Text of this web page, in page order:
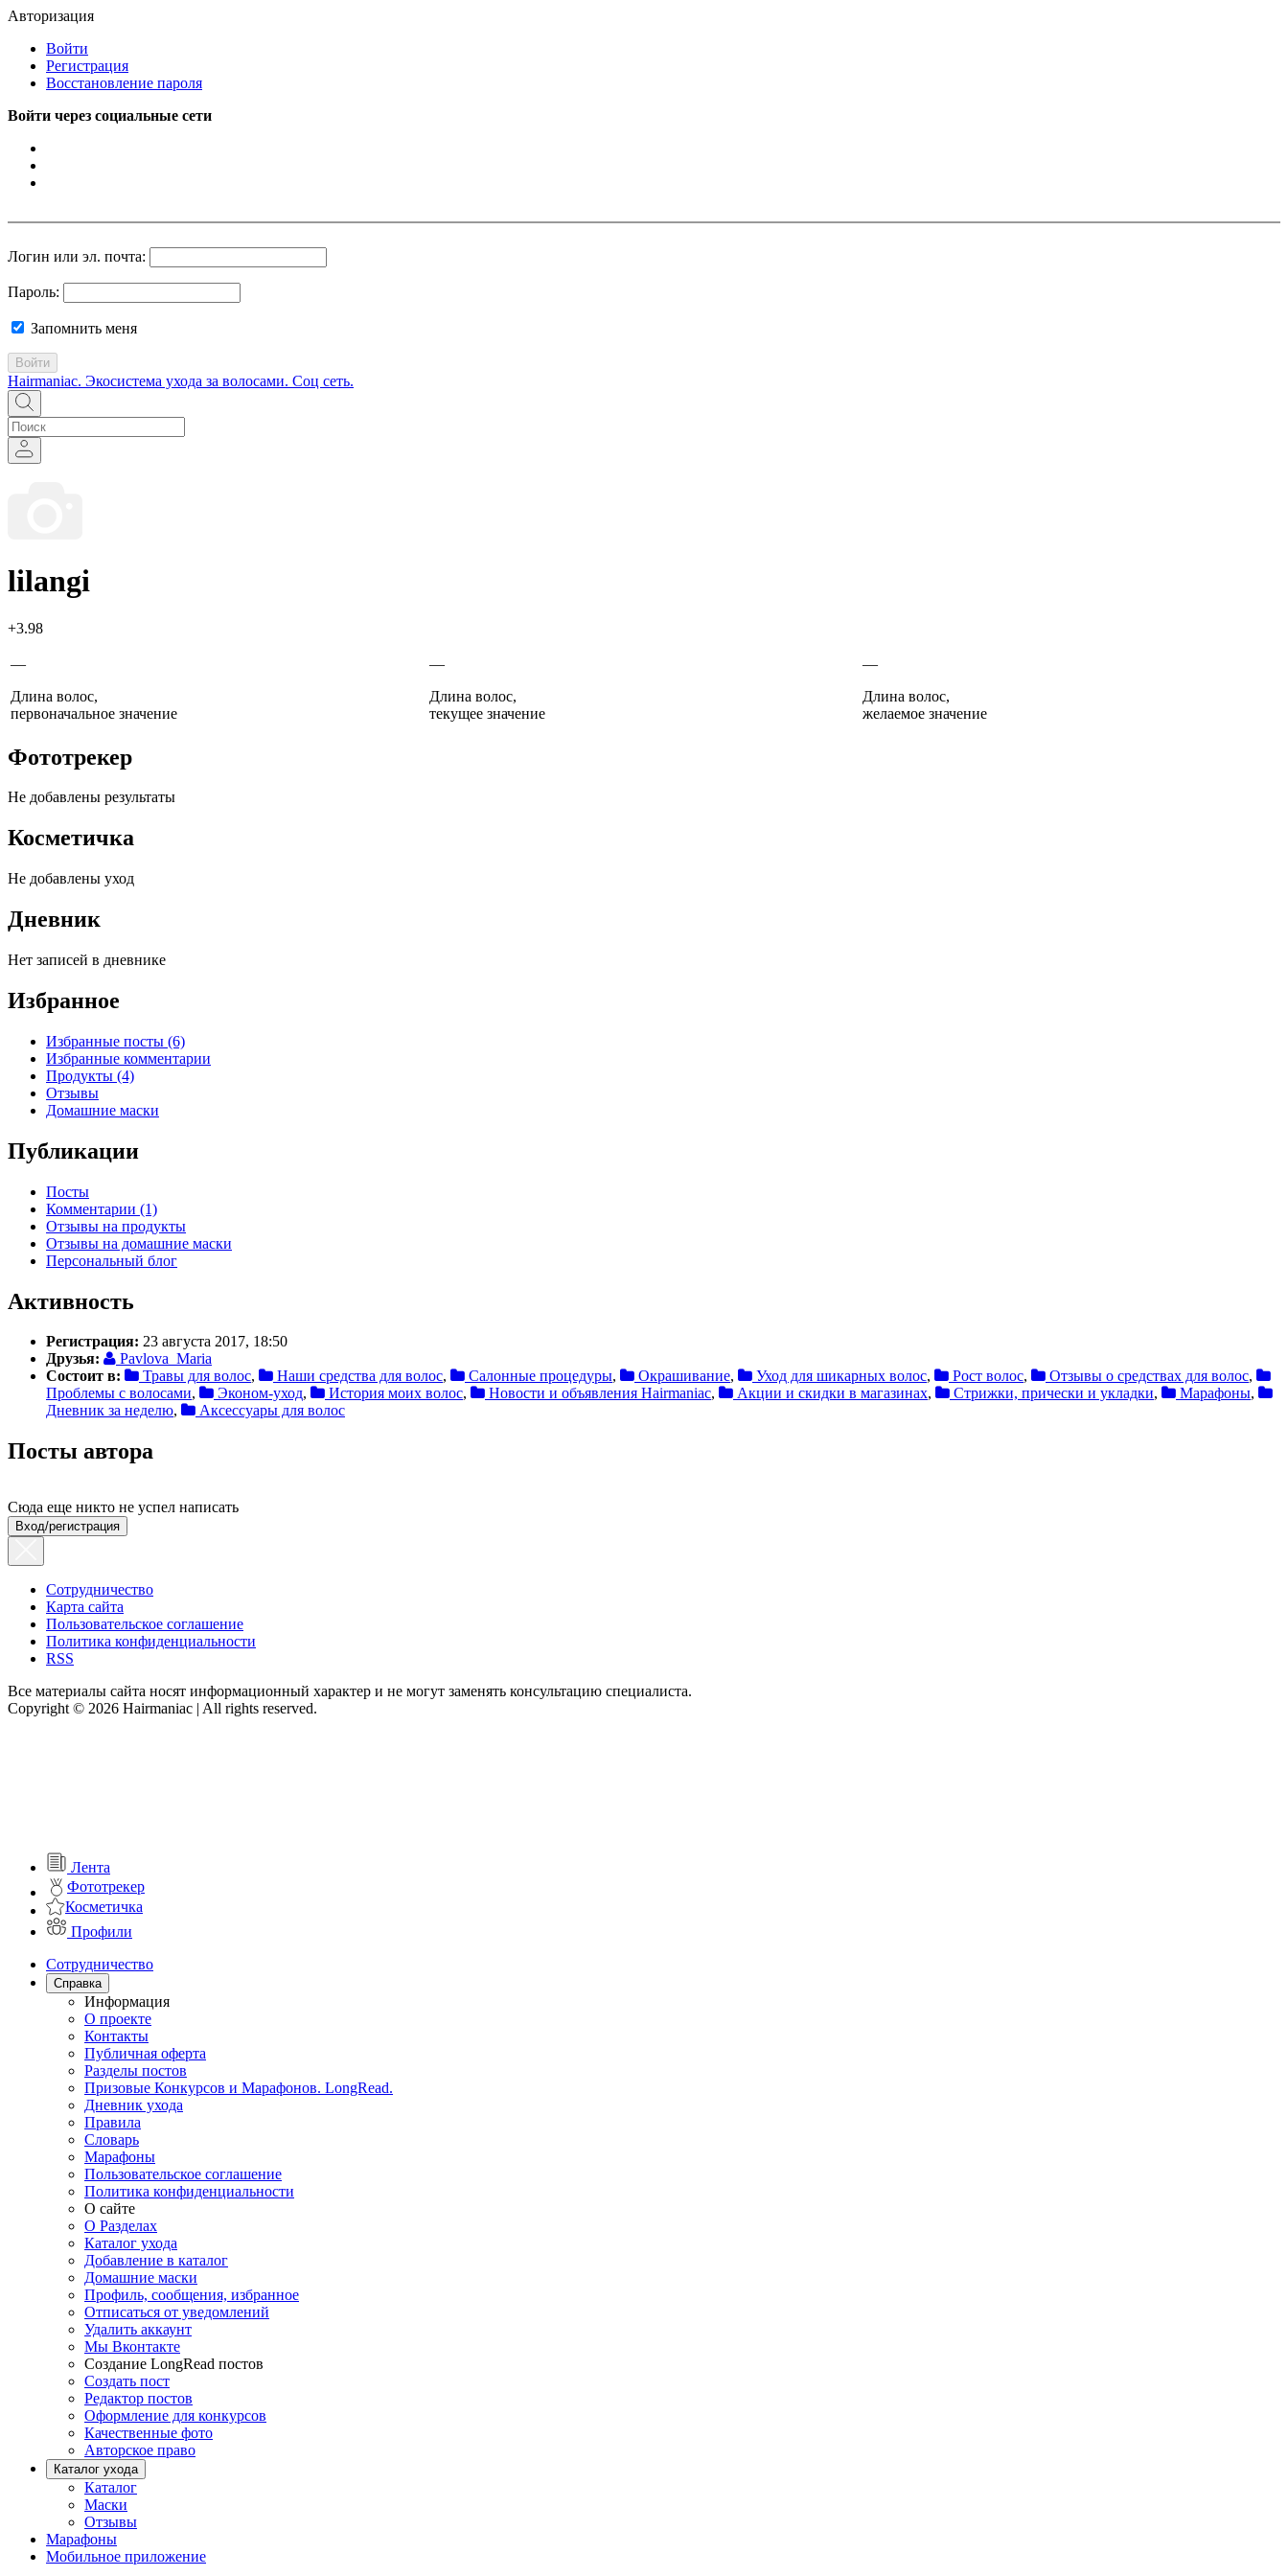
Авторизация
Войти
Регистрация
Восстановление пароля
Войти через социальные сети
Логин или эл. почта:
Пароль:
Запомнить меня
Войти
Hairmaniac. Экосистема ухода за волосами. Соц сеть.
lilangi
+3.98
—
Длина волос,
первоначальное значение
—
Длина волос,
текущее значение
—
Длина волос,
желаемое значение
Фототрекер
Не добавлены результаты
Косметичка
Не добавлены уход
Дневник
Нет записей в дневнике
Избранное
Избранные посты (6)
Избранные комментарии
Продукты (4)
Отзывы
Домашние маски
Публикации
Посты
Комментарии (1)
Отзывы на продукты
Отзывы на домашние маски
Персональный блог
Активность
Регистрация: 23 августа 2017, 18:50
Друзья:
Pavlova_Maria
Состоит в:
Травы для волос, Наши средства для волос, Салонные процедуры, Окрашивание, Уход для шикарных волос, Рост волос, Отзывы о средствах для волос,
Проблемы с волосами, Эконом-уход, История моих волос, Новости и объявления Hairmaniac, Акции и скидки в магазинах, Стрижки, прически и укладки, Марафоны,
Дневник за неделю, Аксессуары для волос
Посты автора
Сюда еще никто не успел написать
Вход/регистрация
Сотрудничество
Карта сайта
Пользовательское соглашение
Политика конфиденциальности
RSS
Все материалы сайта носят информационный характер и не могут заменять консультацию специалиста.
Copyright © 2026 Hairmaniac | All rights reserved.
Лента
Фототрекер
Косметичка
Профили
Сотрудничество
Справка
Информация
О проекте
Контакты
Публичная оферта
Разделы постов
Призовые Конкурсов и Марафонов. LongRead.
Дневник ухода
Правила
Словарь
Марафоны
Пользовательское соглашение
Политика конфиденциальности
О сайте
О Разделах
Каталог ухода
Добавление в каталог
Домашние маски
Профиль, сообщения, избранное
Отписаться от уведомлений
Удалить аккаунт
Мы Вконтакте
Создание LongRead постов
Создать пост
Редактор постов
Оформление для конкурсов
Качественные фото
Авторское право
Каталог ухода
Каталог
Маски
Отзывы
Марафоны
Мобильное приложение